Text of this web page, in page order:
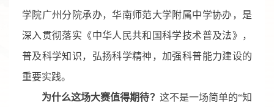
学院广州分院承办，华南师范大学附属中学协办，是
深入贯彻落实《中华人民共和国科学技术普及法》，
普及科学知识，弘扬科学精神，加强科普能力建设的
重要实践。
为什么这场大赛值得期待？ 这不是一场简单的“知